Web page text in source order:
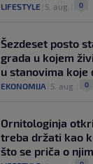
LIFESTYLE 5. aug. 0
Šezdeset posto
grada u kojem
u stanovima koje
EKONOMIJA 5. aug. 0
Ornitologinja
treba držati kao
što se priča o